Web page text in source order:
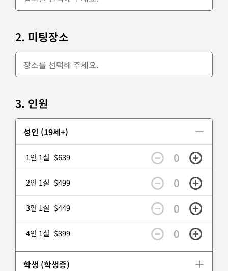
2. 미팅장소
3. 인원
성인 (19세+)
1인 1실 $639 0
2인 1실 $499 0
3인 1실 $449 0
4인 1실 $399 0
학생 (학생증)